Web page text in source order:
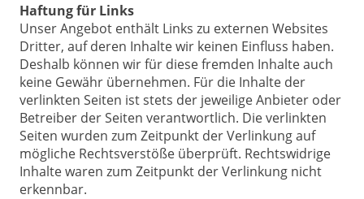
Haftung für Links
Unser Angebot enthält Links zu externen Websites
Dritter, auf deren Inhalte wir keinen Einfluss haben.
Deshalb können wir für diese fremden Inhalte auch
keine Gewähr übernehmen. Für die Inhalte der
verlinkten Seiten ist stets der jeweilige Anbieter oder
Betreiber der Seiten verantwortlich. Die verlinkten
Seiten wurden zum Zeitpunkt der Verlinkung auf
mögliche Rechtsverstöße überprüft. Rechtswidrige
Inhalte waren zum Zeitpunkt der Verlinkung nicht
erkennbar.